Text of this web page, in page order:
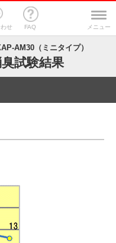
せ FAQ メニュー
AM30（ミニタイプ）
試験結果